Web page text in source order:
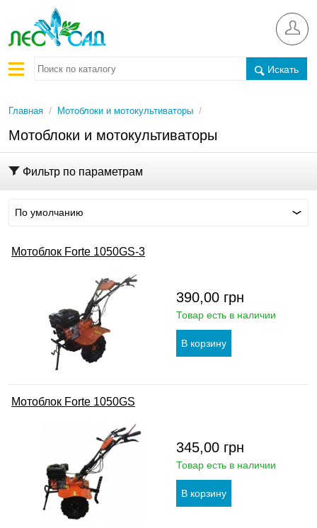
Искать
Главная / Мотоблоки и мотокультиваторы /
Мотоблоки и мотокультиваторы
Фильтр по параметрам
По умолчанию
Мотоблок Forte 1050GS-3
390,00 грн
Товар есть в наличии
Мотоблок Forte 1050GS
345,00 грн
Товар есть в наличии